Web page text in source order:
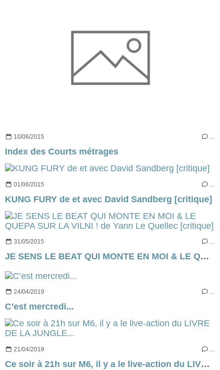
10/06/2015 …
Index des Courts métrages
01/06/2015
KUNG FURY de et avec David Sandberg [critique]
31/05/2015 …
JE SENS LE BEAT QUI MONTE EN MOI & LE QUEPA SUR LA VILNI ! de Yann Le Quellec [critique]
24/04/2019 …
C’est mercredi...
21/04/2019
Ce soir à 21h sur M6, il y a le live-action du LIVRE DE LA JUNGLE...